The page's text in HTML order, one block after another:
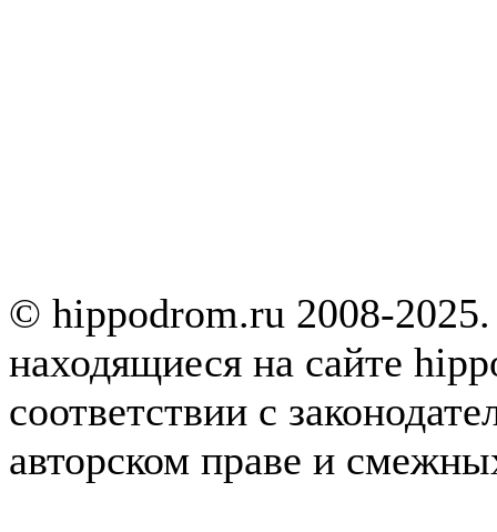
© hippodrom.ru 2008-
находящиеся на сайте
соответствии с
авторском праве и